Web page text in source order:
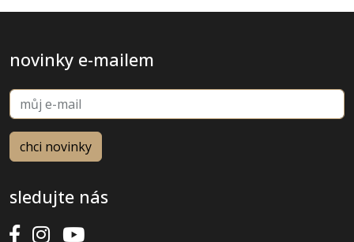
novinky e-mailem
sledujte nás